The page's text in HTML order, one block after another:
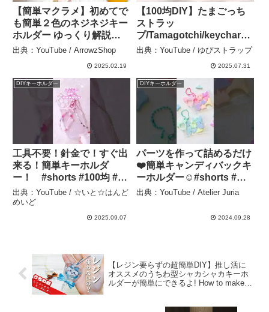
【簡単マクラメ】初めてで
も簡単２色のネジネジキー
ホルダー ゆっくり解説動
画Vol,84 How to make
出典：YouTube / ArrowzShop
2025.02.19
【100均DIY】たまごっち
ストラッ
プ/Tamagotchi/keycharm
– ゆぴストラップ
出典：YouTube / ゆぴストラップ
2025.07.31
DIYキーホルダー
工具不要！針金で！すぐ出
来る！簡単キーホルダ
ー！ #shorts #100均 #ハ
ンドメイド #daiso #手作
り工作 #ダイソー #キーホ
ルダー #handmade #作り
出典：YouTube / ☆いと☆はんど
めいど
2025.09.07
DIYキーホルダー
パーツを作って詰めるだけ
❤️簡単キャンディバックキ
ーホルダー☺️#shorts #レ
ジン#ハンドメイド#レジン
アトリエジュリア – Atelier
出典：YouTube / Atelier Juria
2024.09.28
【レジン要らずの超簡単DIY】推し活に
オススメのうちわ型シャカシャカキーホ
ルダーが簡単にできるよ! How to make a